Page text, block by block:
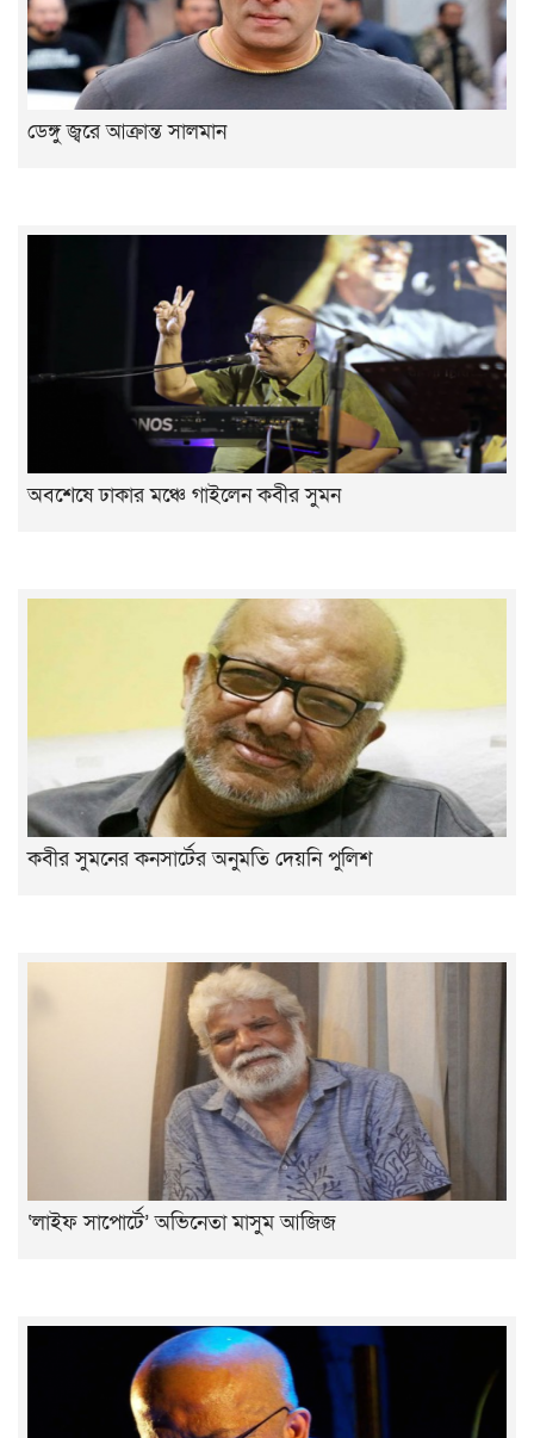
ডেঙ্গু জ্বরে আক্রান্ত সালমান
অবশেষে ঢাকার মঞ্চে গাইলেন কবীর সুমন
কবীর সুমনের কনসার্টের অনুমতি দেয়নি পুলিশ
‘লাইফ সাপোর্টে’ অভিনেতা মাসুম আজিজ